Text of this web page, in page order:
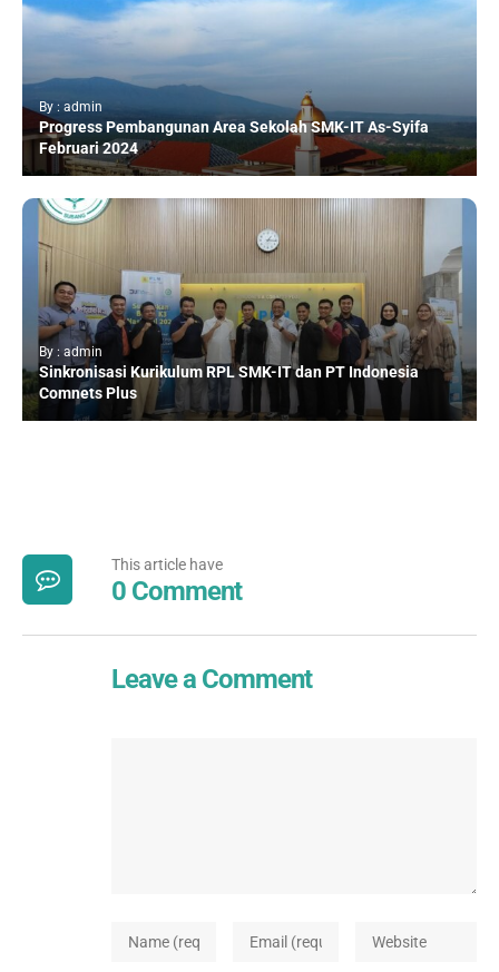
By : admin
Progress Pembangunan Area Sekolah SMK-IT As-Syifa
Februari 2024
By : admin
Sinkronisasi Kurikulum RPL SMK-IT dan PT Indonesia
Comnets Plus
This article have
0 Comment
Leave a Comment